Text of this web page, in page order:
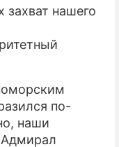
СОННИК
СТИЛЬ ЖИЗНИ
ИГРЫ
ПРЕСС-РЕЛИЗЫ
захват нашего
по-
наши